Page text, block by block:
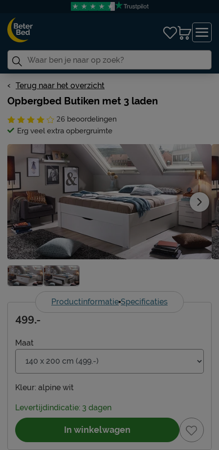
Terug naar het overzicht
Opbergbed Butiken met 3 laden
26 beoordelingen
Erg veel extra opbergruimte
Productinformatie Specificaties
Maat
Kleur: alpine wit
499.-
Levertijdindicatie: 3 dagen
In winkelwagen